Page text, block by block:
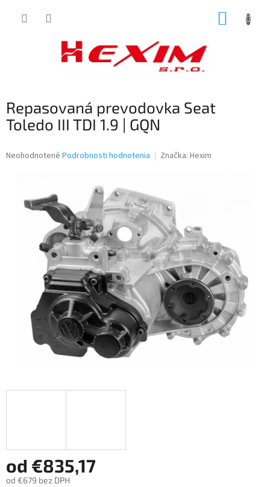
Repasovaná prevodovka Seat
Toledo III TDI 1.9 | GQN
Priemerné
hviezdičiek.
Neohodnotené Podrobnosti hodnotenia Značka: Hexim
od €835,17
od €679 bez DPH